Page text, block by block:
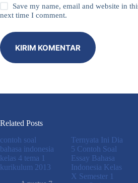
Save my name, email and website in
next time I comment.
KIRIM KOMENTAR
Related Posts
contoh soal
bahasa indonesia
kelas 4 tema 1
kurikulum 2013
Ternyata Ini Dia
5 Contoh Soal
Essay Bahasa
Indonesia Kelas
X Semester 1